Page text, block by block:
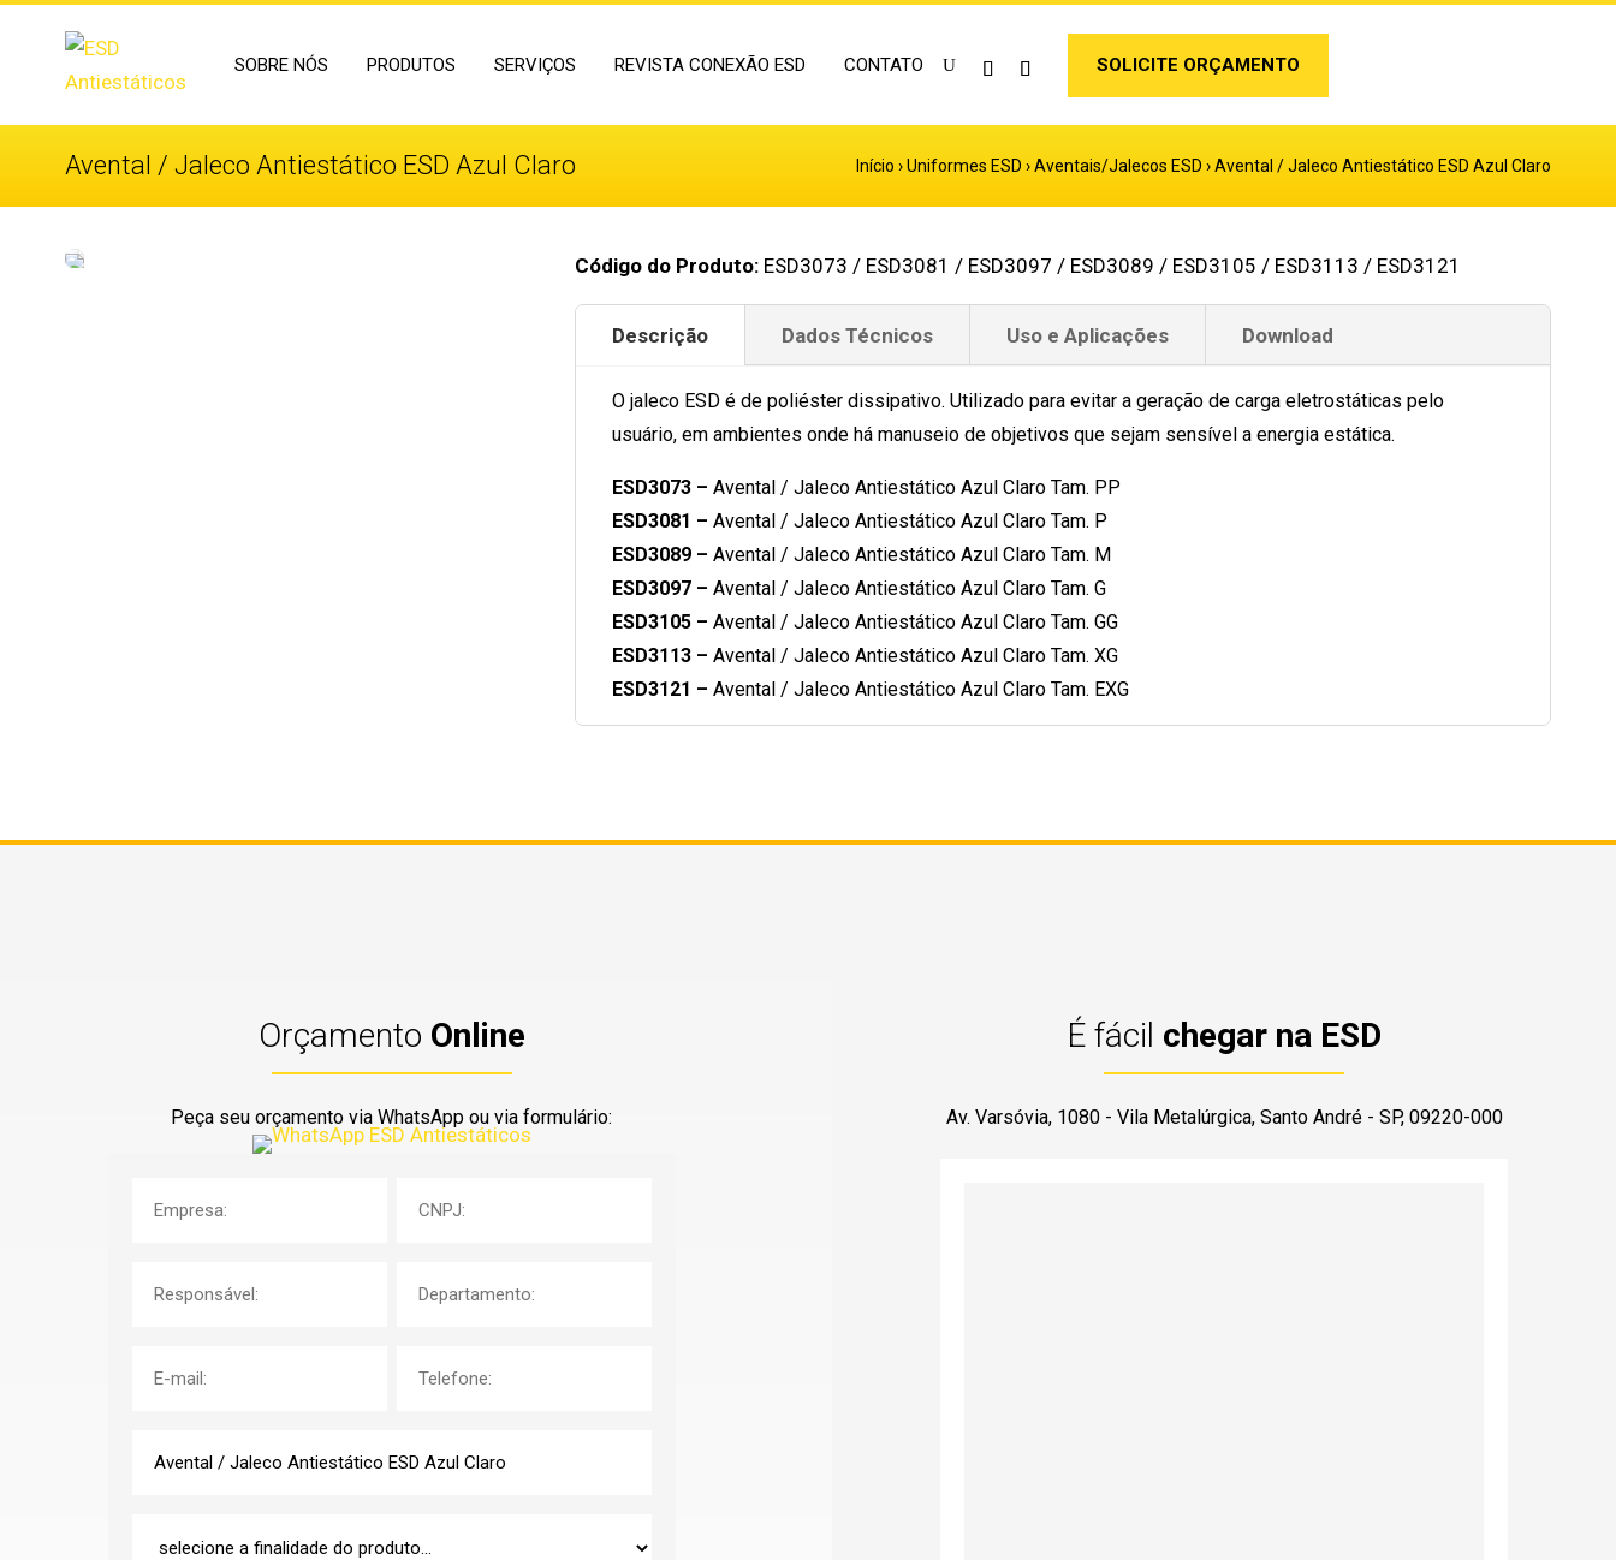
SOBRE NÓS PRODUTOS SERVIÇOS REVISTA CONEXÃO ESD CONTATO SOLICITE ORÇAMENTO
Avental / Jaleco Antiestático ESD Azul Claro Início ›Uniformes ESD ›Aventais/Jalecos ESD ›Avental / Jaleco Antiestático ESD Azul Claro
Código do Produto: ESD3073 / ESD3081 / ESD3097 / ESD3089 / ESD3105 / ESD3113 / ESD3121
Descrição Dados Técnicos Uso e Aplicações Download
O jaleco ESD é de poliéster dissipativo. Utilizado para evitar a geração de carga eletrostáticas pelo
usuário, em ambientes onde há manuseio de objetivos que sejam sensível a energia estática.
ESD3073 – Avental / Jaleco Antiestático Azul Claro Tam. PP
ESD3081 – Avental / Jaleco Antiestático Azul Claro Tam. P
ESD3089 – Avental / Jaleco Antiestático Azul Claro Tam. M
ESD3097 – Avental / Jaleco Antiestático Azul Claro Tam. G
ESD3105 – Avental / Jaleco Antiestático Azul Claro Tam. GG
ESD3113 – Avental / Jaleco Antiestático Azul Claro Tam. XG
ESD3121 – Avental / Jaleco Antiestático Azul Claro Tam. EXG
Orçamento Online
Peça seu orçamento via WhatsApp ou via formulário:
É fácil chegar na ESD
Av. Varsóvia, 1080 - Vila Metalúrgica, Santo André - SP, 09220-000